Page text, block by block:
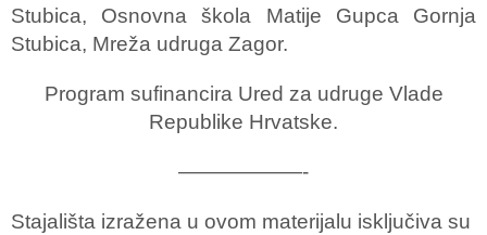
Stubica, Osnovna škola Matije Gupca Gornja
Stubica, Mreža udruga Zagor.
Program sufinancira Ured za udruge Vlade
Republike Hrvatske.
——————-
Stajališta izražena u ovom materijalu isključiva su